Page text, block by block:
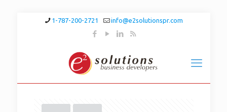
1-787-200-2721 info@e2solutionspr.com